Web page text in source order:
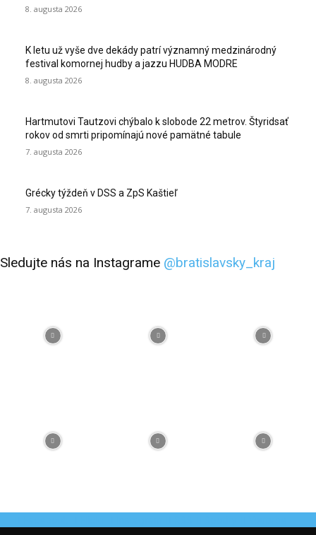
8. augusta 2026
K letu už vyše dve dekády patrí významný medzinárodný
festival komornej hudby a jazzu HUDBA MODRE
8. augusta 2026
Hartmutovi Tautzovi chýbalo k slobode 22 metrov. Štyridsať
rokov od smrti pripomínajú nové pamätné tabule
7. augusta 2026
Grécky týždeň v DSS a ZpS Kaštieľ
7. augusta 2026
Sledujte nás na Instagrame @bratislavsky_kraj